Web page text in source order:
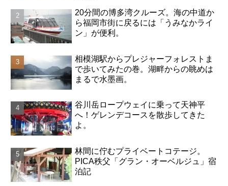
20分間の博多湾クルーズ。海の中道か
ら福岡市街に戻るには「うみなかライ
ン」が便利。
相模湖駅からプレジャーフォレストま
で歩いてみたの巻。湖畔からの眺めは
まるで水墨画。
谷川岳ロープウェイに乗って天神平
へ！ゲレンデコースを散歩してきた
よ。
林間に佇むプライベートコテージ。
PICA秩父「グラン・オーベルジュ」宿
泊記